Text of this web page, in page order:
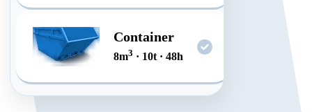
Container
8m3 · 10t · 48h